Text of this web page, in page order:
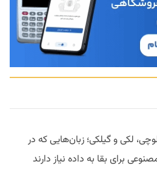
لکی و گیلکی؛ زبان‌هایی که در
برای بقا به داده نیاز دارند